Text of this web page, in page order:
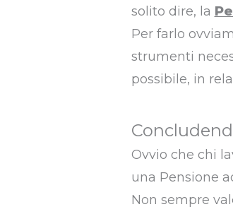
solito dire, la
Per farlo
strumenti
possibile, in
Ovvio che chi
una Pensione
Non sempre